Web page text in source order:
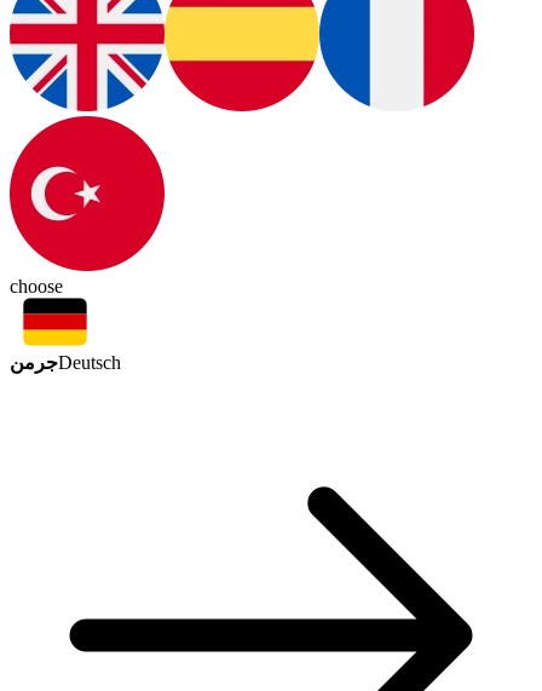
choose
جرمنDeutsch